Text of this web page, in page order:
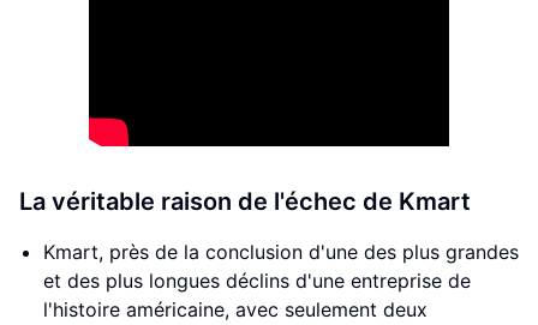
La véritable raison de l'échec de Kmart
Kmart, près de la conclusion d'une des plus grandes
et des plus longues déclins d'une entreprise de
l'histoire américaine, avec seulement deux